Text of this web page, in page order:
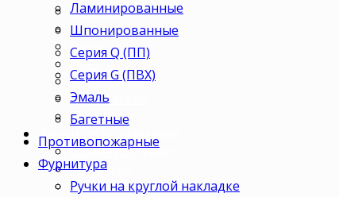
Темные
Бежевые
Венге
Орех
Беленый дуб
Коричневые
Серые
Двери по назначению
В ванную/туалет
Для кухни
В комнату
Ламинированные
Шпонированные
Серия Q (ПП)
Серия G (ПВХ)
Эмаль
Багетные
Противопожарные
Фурнитура
Ручки на круглой накладке